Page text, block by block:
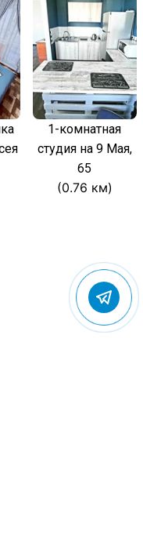
1-комнатная
студия на 9 Мая,
65
(0.76 км)